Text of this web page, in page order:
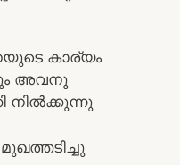
കാര്യം
അവനു
നിൽക്കുന്നു